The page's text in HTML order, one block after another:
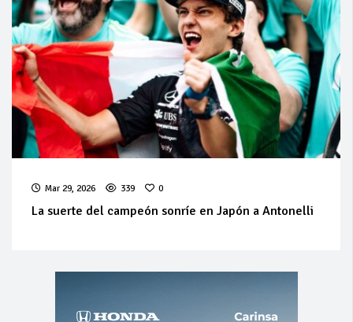
Mar 29, 2026 339 0
La suerte del campeón sonríe en Japón a Antonelli